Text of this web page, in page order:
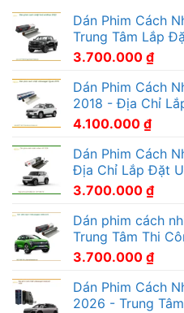
Dán Phim Cách
Trung Tâm Lắp
3.700.000 ₫
Dán Phim Cách
2018 - Địa Chỉ
4.100.000 ₫
Dán Phim Cách
Địa Chỉ Lắp Đặt
3.700.000 ₫
Dán phim cách
Trung Tâm Thi
3.700.000 ₫
Dán Phim Cách
2026 - Trung